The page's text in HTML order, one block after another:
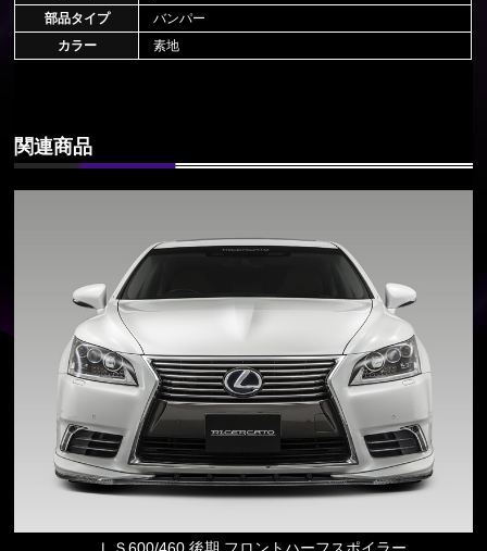
部品タイプ
バンパー
カラー
素地
関連商品